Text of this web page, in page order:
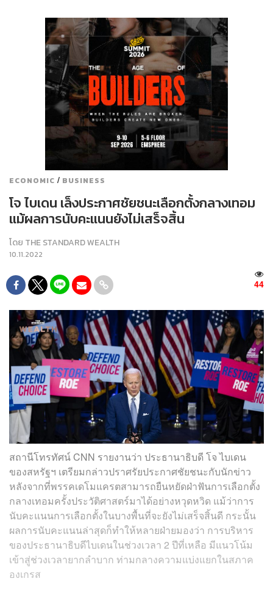
ECONOMIC / BUSINESS
โจ ไบเดน เล็งประกาศชัยชนะเลือกตั้งกลางเทอม
แม้ผลการนับคะแนนยังไม่เสร็จสิ้น
โดย THE STANDARD WEALTH
10.11.2022
44
สถานีโทรทัศน์ CNN รายงานว่า ประธานาธิบดี โจ ไบเดน
ของสหรัฐฯ เตรียมกล่าวปราศรัยประกาศชัยชนะกับนักข่าว
หลังจากที่พรรคเดโมแครตสามารถยืนหยัดฝ่าฟันการเลือกตั้ง
กลางเทอมครั้งประวัติศาสตร์มาได้อย่างหวุดหวิด แม้ว่าการ
นับคะแนนการเลือกตั้งในบางพื้นที่จะยังไม่เสร็จสิ้นดี กระนั้น
ผลการนับคะแนนล่าสุดก็ทำให้หลายฝ่ายมองว่า การบริหาร
ของประธานาธิบดีไบเดนในช่วงเวลา 2 ปีที่เหลือ มีแนวโน้ม
เข้าสู่ช่วงเวลายากลำบาก ท่ามกลางความแบ่งแยกในสภาค
องเกรส